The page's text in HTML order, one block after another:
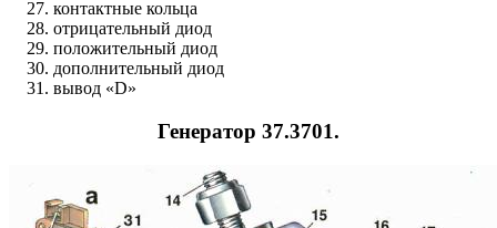
контактные кольца
отрицательный диод
положительный диод
дополнительный диод
вывод «D»
Генератор 37.3701.